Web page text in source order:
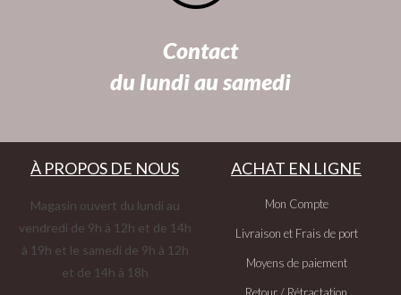
Contact
du lundi au samedi
À PROPOS DE NOUS
Magasin ouvert du lundi au
vendredi de 9h à 12h et de 14h
à 19h et le samedi de 9h à 12h
et de 14h à 18h
ACHAT EN LIGNE
Mon Compte
Livraison et Frais de port
Moyens de paiement